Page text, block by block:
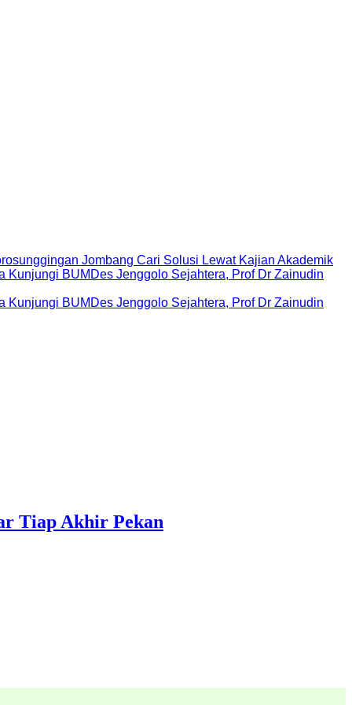
Jombang Cari Solusi Lewat Kajian Akademik
Kunjungi BUMDes Jenggolo Sejahtera, Prof Dr Zainudin
Kunjungi BUMDes Jenggolo Sejahtera, Prof Dr Zainudin
Tiap Akhir Pekan